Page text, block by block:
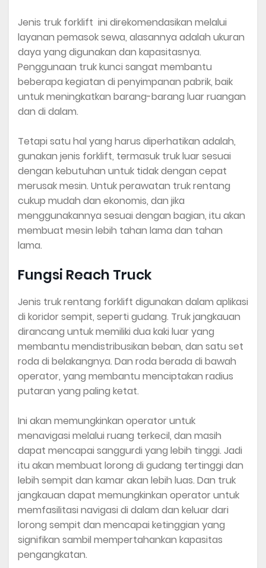
Jenis truk forklift ini direkomendasikan melalui
layanan pemasok sewa, alasannya adalah ukuran
daya yang digunakan dan kapasitasnya.
Penggunaan truk kunci sangat membantu
beberapa kegiatan di penyimpanan pabrik, baik
untuk meningkatkan barang-barang luar ruangan
dan di dalam.
Tetapi satu hal yang harus diperhatikan adalah,
gunakan jenis forklift, termasuk truk luar sesuai
dengan kebutuhan untuk tidak dengan cepat
merusak mesin. Untuk perawatan truk rentang
cukup mudah dan ekonomis, dan jika
menggunakannya sesuai dengan bagian, itu akan
membuat mesin lebih tahan lama dan tahan
lama.
Fungsi Reach Truck
Jenis truk rentang forklift digunakan dalam aplikasi
di koridor sempit, seperti gudang. Truk jangkauan
dirancang untuk memiliki dua kaki luar yang
membantu mendistribusikan beban, dan satu set
roda di belakangnya. Dan roda berada di bawah
operator, yang membantu menciptakan radius
putaran yang paling ketat.
Ini akan memungkinkan operator untuk
menavigasi melalui ruang terkecil, dan masih
dapat mencapai sanggurdi yang lebih tinggi. Jadi
itu akan membuat lorong di gudang tertinggi dan
lebih sempit dan kamar akan lebih luas. Dan truk
jangkauan dapat memungkinkan operator untuk
memfasilitasi navigasi di dalam dan keluar dari
lorong sempit dan mencapai ketinggian yang
signifikan sambil mempertahankan kapasitas
pengangkatan.